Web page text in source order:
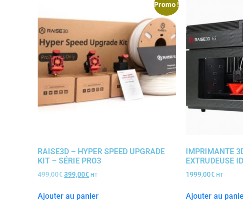
Promo !
RAISE3D – HYPER SPEED UPGRADE
KIT – SÉRIE PRO3
499,00€399,00€ HT
Ajouter au panier
IMPRIMANTE
EXTRUDEUSE
1999,00€ HT
Ajouter au